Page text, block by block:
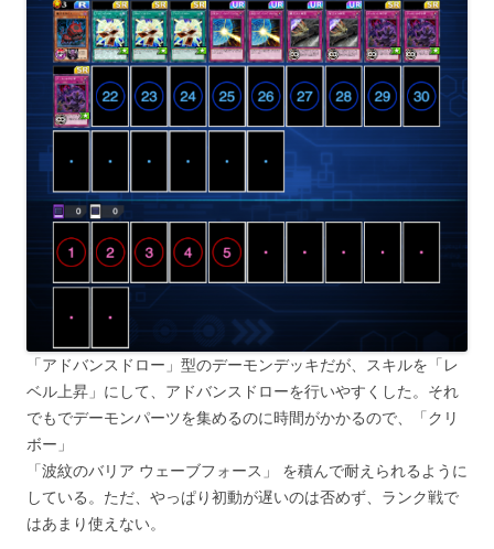
「アドバンスドロー」型のデーモンデッキだが、スキルを「レ
ベル上昇」にして、アドバンスドローを行いやすくした。それ
でもでデーモンパーツを集めるのに時間がかかるので、「クリ
ボー」
「波紋のバリア ウェーブフォース」 を積んで耐えられるように
している。ただ、やっぱり初動が遅いのは否めず、ランク戦で
はあまり使えない。